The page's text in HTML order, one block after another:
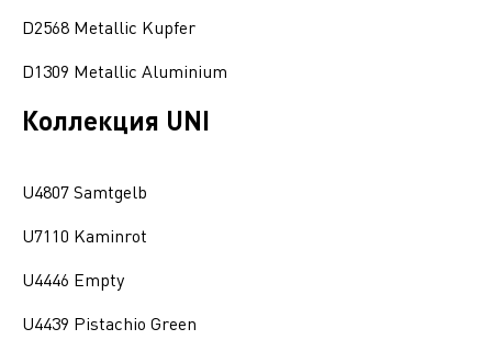
D2568 Metallic Kupfer
D1309 Metallic Aluminium
Коллекция UNI
U4807 Samtgelb
U7110 Kaminrot
U4446 Empty
U4439 Pistachio Green